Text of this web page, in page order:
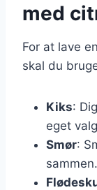
med
For at lave
skal du
Kiks:
eget
Smør:
sammen.